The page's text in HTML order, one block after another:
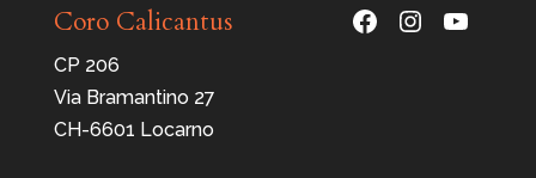
Coro Calicantus
CP 206
Via Bramantino 27
CH-6601 Locarno
Facebook
Instagram